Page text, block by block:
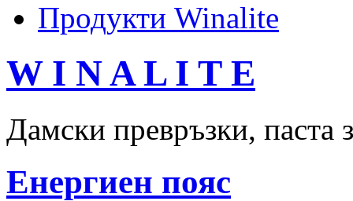
Продукти Winalite
W I N A L I T E
Дамски превръзки, паста
Енергиен пояс